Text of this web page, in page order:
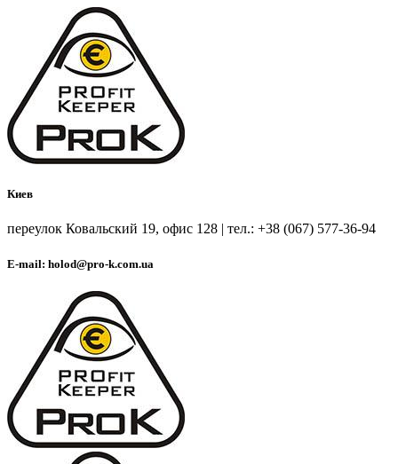
Киев
переулок Ковальский 19, офис 128 | тел.: +38 (067) 577-36-94
E-mail: holod@pro-k.com.ua